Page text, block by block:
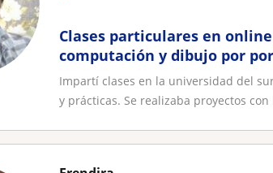
Clases particulares en
computación y dibujo por
Impartí clases en la universidad del
y prácticas. Se realizaba proyectos con